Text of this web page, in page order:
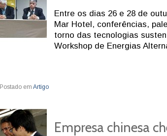
Entre os dias 26 e 28 de
Mar Hotel, conferências,
torno das tecnologias
Workshop de Energias
Postado em Artigo
Empresa chinesa